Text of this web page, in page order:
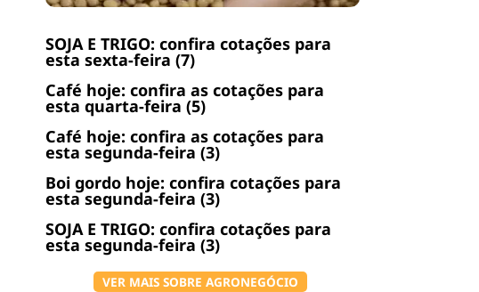
SOJA E TRIGO: confira cotações para
esta sexta-feira (7)
Café hoje: confira as cotações para
esta quarta-feira (5)
Café hoje: confira as cotações para
esta segunda-feira (3)
Boi gordo hoje: confira cotações para
esta segunda-feira (3)
SOJA E TRIGO: confira cotações para
esta segunda-feira (3)
VER MAIS SOBRE AGRONEGÓCIO